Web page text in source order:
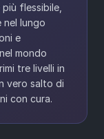
flessibile,
lungo
e
mondo
tre livelli in
vero salto di
con cura.